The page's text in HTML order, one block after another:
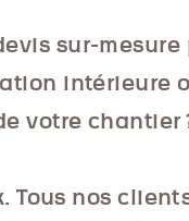
sur-mesure
intérieure
votre chantier
Tous nos